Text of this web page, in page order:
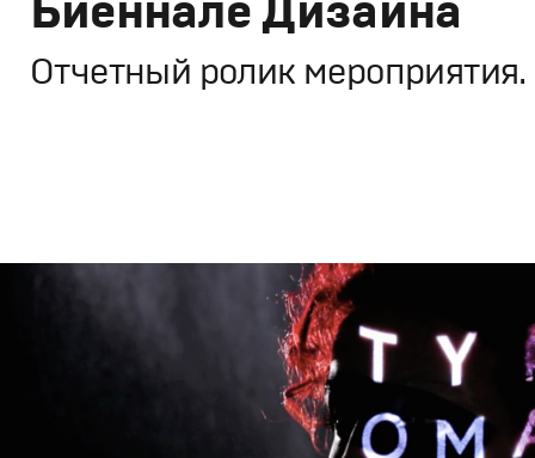
Биеннале Дизайна
Отчетный ролик мероприятия.
,
Моушн-дизайн ,Документальное